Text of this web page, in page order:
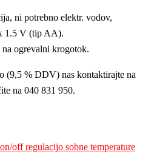
ni potrebno elektr. vodov,
1.5 V (tip AA).
ogrevalni krogotok.
(9,5 % DDV) nas kontaktirajte na
na 040 831 950.